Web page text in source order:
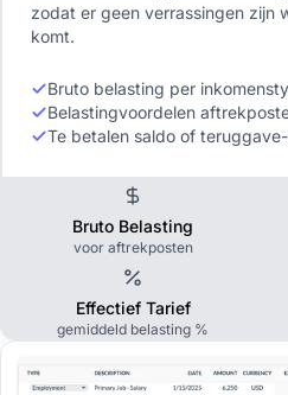
zodat er geen verrassingen zijn
komt.
Bruto belasting per
Belastingvoordelen
Te betalen saldo of
Bruto Belasting
voor aftrekposten
Effectief Tarief
gemiddeld belasting %